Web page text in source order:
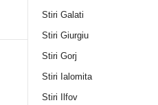
Stiri Galati
Stiri Giurgiu
Stiri Gorj
Stiri Ialomita
Stiri Ilfov